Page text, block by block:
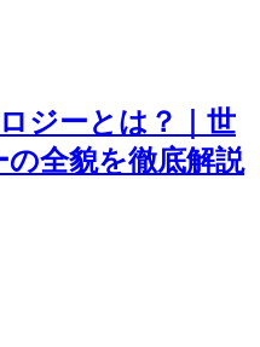
ジーとは？｜世
全貌を徹底解説